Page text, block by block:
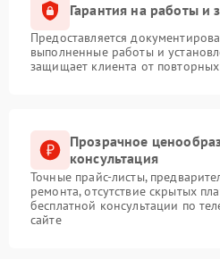
Гарантия на работы и
Предоставляется
выполненные работы и
защищает клиента от
Прозрачное
консультация
Точные прайс-листы,
ремонта, отсутствие скрытых
бесплатной консультации по
сайте